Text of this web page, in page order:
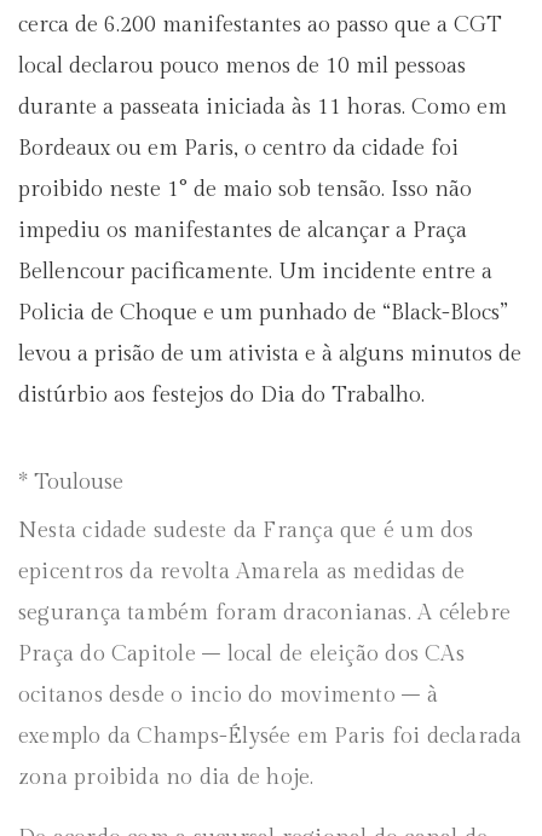
cerca de 6.200 manifestantes ao passo que a CGT
local declarou pouco menos de 10 mil pessoas
durante a passeata iniciada às 11 horas. Como em
Bordeaux ou em Paris, o centro da cidade foi
proibido neste 1° de maio sob tensão. Isso não
impediu os manifestantes de alcançar a Praça
Bellencour pacificamente. Um incidente entre a
Policia de Choque e um punhado de “Black-Blocs”
levou a prisão de um ativista e à alguns minutos de
distúrbio aos festejos do Dia do Trabalho.
* Toulouse
Nesta cidade sudeste da França que é um dos
epicentros da revolta Amarela as medidas de
segurança também foram draconianas. A célebre
Praça do Capitole – local de eleição dos CAs
ocitanos desde o incio do movimento – à
exemplo da Champs-Élysée em Paris foi declarada
zona proibida no dia de hoje.